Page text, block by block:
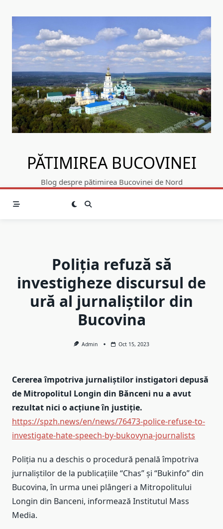
content
PĂTIMIREA BUCOVINEI
Blog despre pătimirea Bucovinei de Nord
Poliția refuză să
investigheze discursul de
ură al jurnaliștilor din
Bucovina
Admin Oct 15, 2023
Cererea împotriva jurnaliștilor instigatori depusă
de Mitropolitul Longin din Bănceni nu a avut
rezultat nici o acțiune în justiție.
https://spzh.news/en/news/76473-police-refuse-to-
investigate-hate-speech-by-bukovyna-journalists
Poliția nu a deschis o procedură penală împotriva
jurnaliștilor de la publicațiile “Chas” și “Bukinfo” din
Bucovina, în urma unei plângeri a Mitropolitului
Longin din Banceni, informează Institutul Mass
Media.